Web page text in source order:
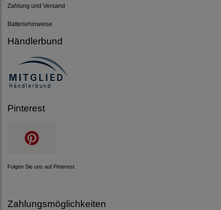
Zahlung und Versand
Batteriehinweise
Händlerbund
Pinterest
Folgen Sie uns auf Pinterest
Zahlungsmöglichkeiten